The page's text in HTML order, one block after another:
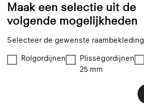
Maak een selectie uit de
volgende mogelijkheden
Selecteer de gewenste raambekleding
Rolgordijnen
Plisségordijnen
25 mm